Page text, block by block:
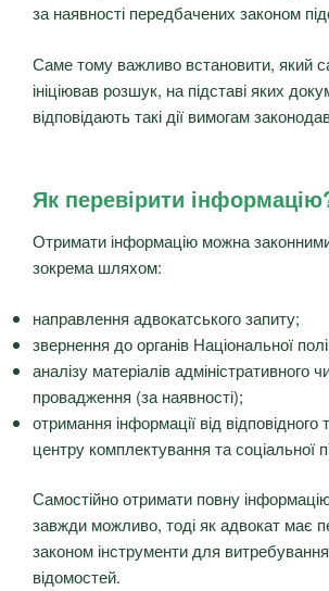
за наявності передбачених законом
Саме тому важливо встановити, який
ініціював розшук, на підставі яких
відповідають такі дії вимогам
Як перевірити
Отримати інформацію можна
зокрема шляхом:
направлення адвокатського запиту;
звернення до органів Національної
аналізу матеріалів адміністративного
провадження (за наявності);
отримання інформації від відповідного
центру комплектування та соціальної
Самостійно отримати повну
завжди можливо, тоді як адвокат має
законом інструменти для
відомостей.